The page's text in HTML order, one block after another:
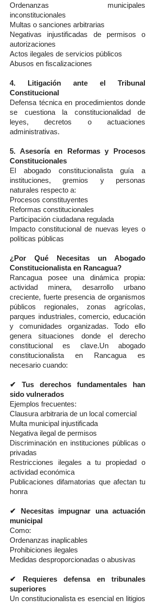
Ordenanzas municipales
inconstitucionales
Multas o sanciones arbitrarias
Negativas injustificadas de permisos o
autorizaciones
Actos ilegales de servicios públicos
Abusos en fiscalizaciones
4. Litigación ante el Tribunal
Constitucional
Defensa técnica en procedimientos donde
se cuestiona la constitucionalidad de
leyes, decretos o actuaciones
administrativas.
5. Asesoría en Reformas y Procesos
Constitucionales
El abogado constitucionalista guía a
instituciones, gremios y personas
naturales respecto a:
Procesos constituyentes
Reformas constitucionales
Participación ciudadana regulada
Impacto constitucional de nuevas leyes o
políticas públicas
¿Por Qué Necesitas un Abogado
Constitucionalista en Rancagua?
Rancagua posee una dinámica propia:
actividad minera, desarrollo urbano
creciente, fuerte presencia de organismos
públicos regionales, zonas agrícolas,
parques industriales, comercio, educación
y comunidades organizadas. Todo ello
genera situaciones donde el derecho
constitucional es clave.Un abogado
constitucionalista en Rancagua es
necesario cuando:
✔ Tus derechos fundamentales han
sido vulnerados
Ejemplos frecuentes:
Clausura arbitraria de un local comercial
Multa municipal injustificada
Negativa ilegal de permisos
Discriminación en instituciones públicas o
privadas
Restricciones ilegales a tu propiedad o
actividad económica
Publicaciones difamatorias que afectan tu
honra
✔ Necesitas impugnar una actuación
municipal
Como:
Ordenanzas inaplicables
Prohibiciones ilegales
Medidas desproporcionadas o abusivas
✔ Requieres defensa en tribunales
superiores
Un constitucionalista es esencial en litigios